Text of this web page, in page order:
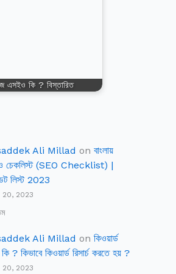
এসইও কি ? বিস্তারিত
Ali Millad onবাংলায়
চেকলিস্ট (SEO Checklist) |
লিস্ট 2023
20, 2023
Ali Millad onকিওয়ার্ড
কি ? কিভাবে কিওয়ার্ড রিসার্চ করতে হয় ?
20, 2023